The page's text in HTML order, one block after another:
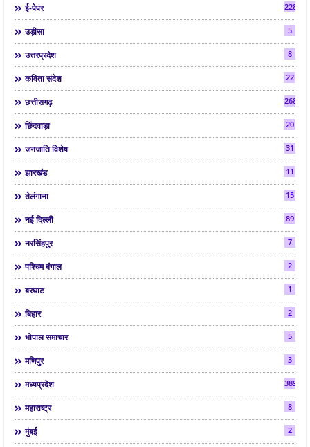
ई-पेपर 2286
उड़ीसा 5
उत्तरप्रदेश 8
कविता संदेश 22
छत्तीसगढ़ 268
छिंदवाड़ा 20
जनजाति विशेष 31
झारखंड 11
तेलंगाना 15
नई दिल्ली 89
नरसिंहपुर 7
पश्चिम बंगाल 2
बरघाट 1
बिहार 2
भोपाल समाचार 5
मणिपुर 3
मध्यप्रदेश 3892
महाराष्ट्र 8
मुंबई 2